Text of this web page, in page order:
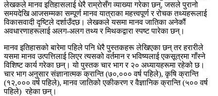
लेखकले मानव इतिहासलाई धेरै राम्रोसँग व्याख्या गरेका छन्, जसले पुरानो
समयदेखि आजसम्मका सम्पूर्ण मानव यात्राका महत्त्वपूर्ण र रोचक तथ्यहरूलाई
विकासवादी दृष्टिले दर्शाउँदछ। लेखकले यसमा मानव जातिका अनेकौं
अवधारणाहरूलाई अलग-अलग तथ्य र मिथकद्वारा स्पष्ट पारेका छन्।
मानव इतिहासको बारेमा पहिले पनि धेरै पुस्तकहरू लेखिएका छन् तर हरारीले
यसमा मानव उत्पत्तिलाई लिएर त्यसको वर्तमान र भविष्यलाई एकसूत्रमा गाँस्ने
विशिष्ट कार्य गरेका छन्। यो पुस्तक चार भाग र २० अध्यायहरूमा रहेको छ।
चार भाग अनुसार संज्ञानात्मक क्रान्ति (७०,००० वर्ष पहिले), कृषि क्रान्ति
(१२,००० वर्ष पहिले), मानव जातिको एकीकरण र वैज्ञानिक क्रान्ति (५०० वर्ष
पहिले) रहेका छन्।